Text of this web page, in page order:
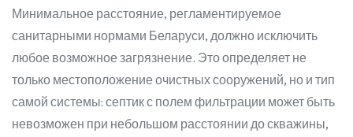
Минимальное расстояние, регламентируемое
санитарными нормами Беларуси, должно исключить
любое возможное загрязнение. Это определяет не
только местоположение очистных сооружений, но и тип
самой системы: септик с полем фильтрации может быть
невозможен при небольшом расстоянии до скважины,